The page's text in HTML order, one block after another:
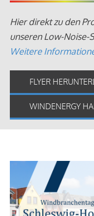
Hier direkt zu den
unseren Low-Noise-
Weitere
FLYER
WINDENERGY